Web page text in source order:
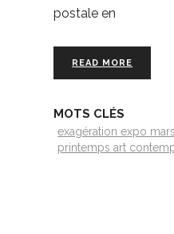
postale en
READ MORE
MOTS CLÉS
exagération expo
printemps art